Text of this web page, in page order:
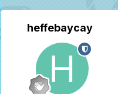
heffebaycay